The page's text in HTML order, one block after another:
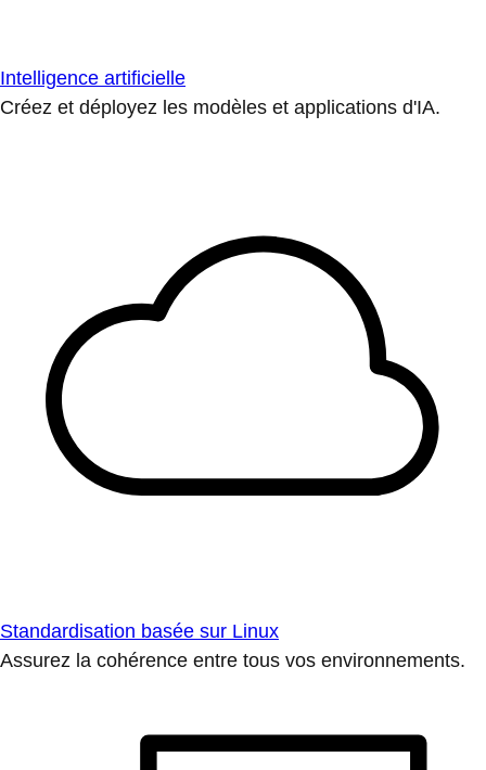
Intelligence artificielle
Créez et déployez les modèles et applications d'IA.
Standardisation basée sur Linux
Assurez la cohérence entre tous vos environnements.